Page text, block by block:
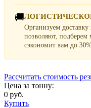
🚚
Организуем доставку
позволяют, подберем
сэкономит вам до
Рассчитать стоимость
Цена за тонну:
0 руб.
Купить